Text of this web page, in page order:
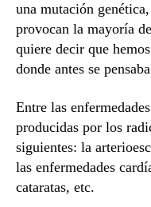
una mutación
provocan la mayoría
quiere decir que
donde antes se
Entre las
producidas por los
siguientes: la
las enfermedades
cataratas, etc.